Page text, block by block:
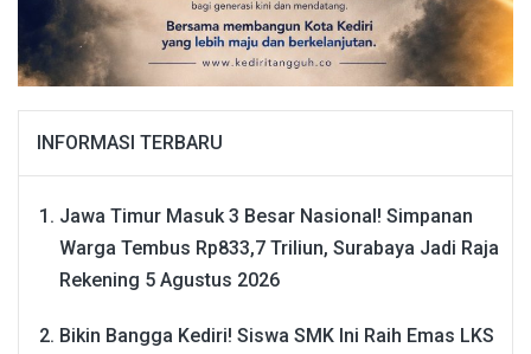
INFORMASI TERBARU
Jawa Timur Masuk 3 Besar Nasional! Simpanan
Warga Tembus Rp833,7 Triliun, Surabaya Jadi Raja
Rekening 5 Agustus 2026
Bikin Bangga Kediri! Siswa SMK Ini Raih Emas LKS